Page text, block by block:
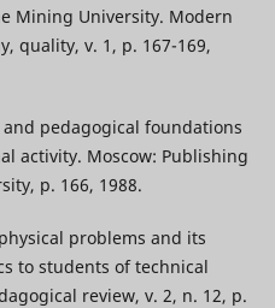
Mining University. Modern
quality, v. 1, p. 167-169,
and pedagogical foundations
activity. Moscow: Publishing
p. 166, 1988.
problems and its
to students of technical
review, v. 2, n. 12, p.